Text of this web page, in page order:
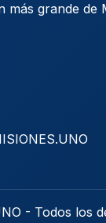
más grande de
- Todos los